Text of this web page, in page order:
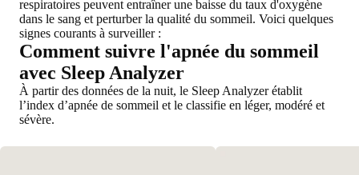
respiratoires peuvent entraîner une baisse du taux d'oxygène
dans le sang et perturber la qualité du sommeil. Voici quelques
signes courants à surveiller :
Comment suivre l'apnée du sommeil
avec Sleep Analyzer
À partir des données de la nuit, le Sleep Analyzer établit
l’index d’apnée de sommeil et le classifie en léger, modéré et
sévère.